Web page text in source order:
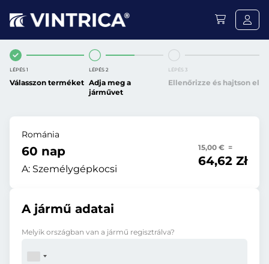
LÉPÉS 1
Válasszon terméket
LÉPÉS 2
Adja meg a
járművet
LÉPÉS 3
Ellenőrizze és hajtson el
Románia
60 nap
A: Személygépkocsi
15,00 € =
64,62 Zł
A jármű adatai
Melyik országban van a jármű regisztrálva?